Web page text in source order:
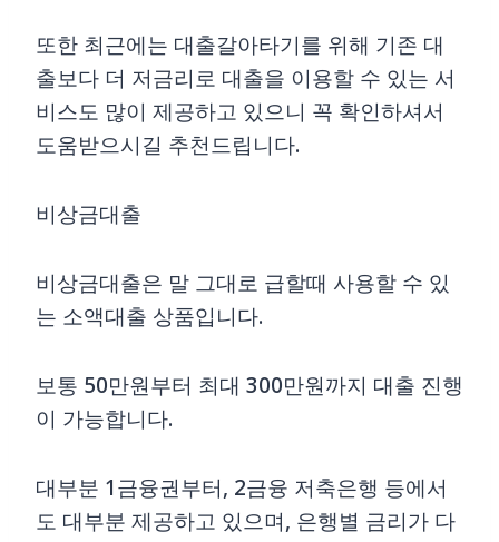
또한 최근에는 대출갈아타기를 위해 기존 대
출보다 더 저금리로 대출을 이용할 수 있는 서
비스도 많이 제공하고 있으니 꼭 확인하셔서
도움받으시길 추천드립니다.
비상금대출
비상금대출은 말 그대로 급할때 사용할 수 있
는 소액대출 상품입니다.
보통 50만원부터 최대 300만원까지 대출 진행
이 가능합니다.
대부분 1금융권부터, 2금융 저축은행 등에서
도 대부분 제공하고 있으며, 은행별 금리가 다